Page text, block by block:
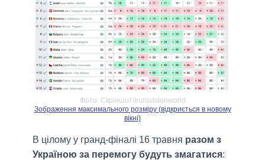
Фото: Скріншот/eurovisionworld
Зображення максимального розміру (відкриється в новому
вікні)
В цілому у гранд-фіналі 16 травня разом з
Україною за перемогу будуть змагатися: